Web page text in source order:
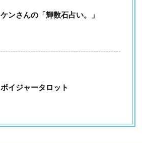
ケンさんの「輝数石占い。」
ボイジャータロット